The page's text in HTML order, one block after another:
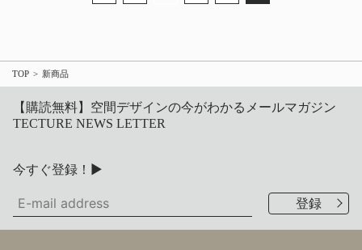
TOP 新商品
【購読無料】空間デザインの今がわかるメールマガジン
TECTURE NEWS LETTER
今すぐ登録！▶